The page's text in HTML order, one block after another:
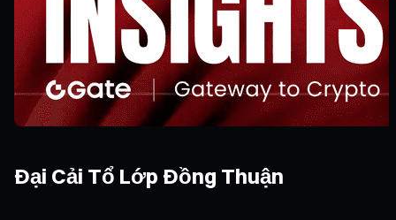
Đại Cải Tổ Lớp Đồng Thuận